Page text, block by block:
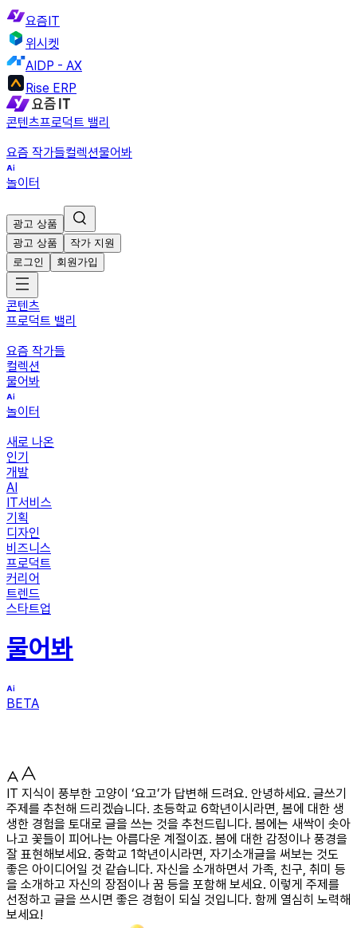
요즘IT
위시켓
AIDP - AX
Rise ERP
콘텐츠프로덕트 밸리
요즘 작가들컬렉션물어봐
놀이터
광고 상품
광고 상품
작가 지원
로그인
회원가입
콘텐츠
프로덕트 밸리
요즘 작가들
컬렉션
물어봐
놀이터
새로 나온
인기
개발
AI
IT서비스
기획
디자인
비즈니스
프로덕트
커리어
트렌드
스타트업
물어봐
BETA
IT 지식이 풍부한 고양이 ‘요고’가 답변해 드려요. 안녕하세요. 글쓰기
주제를 추천해 드리겠습니다. 초등학교 6학년이시라면, 봄에 대한 생
생한 경험을 토대로 글을 쓰는 것을 추천드립니다. 봄에는 새싹이 솟아
나고 꽃들이 피어나는 아름다운 계절이죠. 봄에 대한 감정이나 풍경을
잘 표현해보세요. 중학교 1학년이시라면, 자기소개글을 써보는 것도
좋은 아이디어일 것 같습니다. 자신을 소개하면서 가족, 친구, 취미 등
을 소개하고 자신의 장점이나 꿈 등을 포함해 보세요. 이렇게 주제를
선정하고 글을 쓰시면 좋은 경험이 되실 것입니다. 함께 열심히 노력해
보세요!